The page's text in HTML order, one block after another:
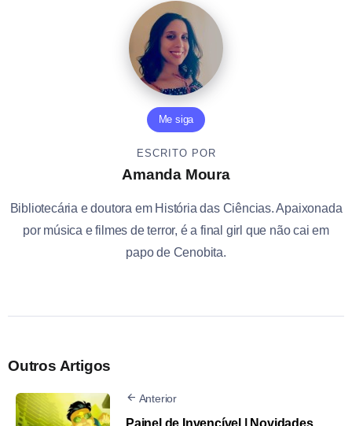
Me siga
ESCRITO POR
Amanda Moura
Bibliotecária e doutora em História das Ciências. Apaixonada
por música e filmes de terror, é a final girl que não cai em
papo de Cenobita.
Outros Artigos
Anterior
Painel de Invencível | Novidades